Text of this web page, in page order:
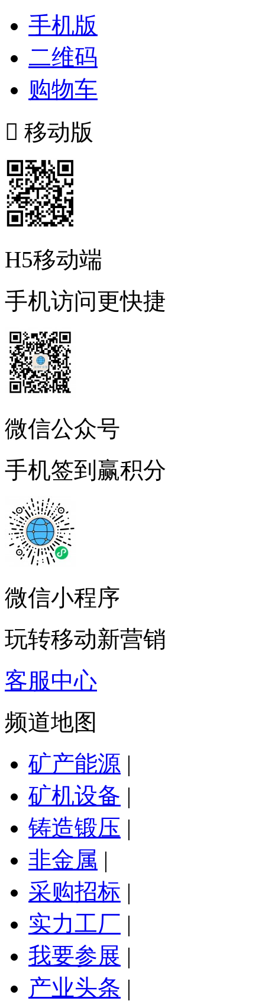
手机版
二维码
购物车
 移动版
H5移动端
手机访问更快捷
微信公众号
手机签到赢积分
微信小程序
玩转移动新营销
客服中心
频道地图
矿产能源 |
矿机设备 |
铸造锻压 |
非金属 |
采购招标 |
实力工厂 |
我要参展 |
产业头条 |